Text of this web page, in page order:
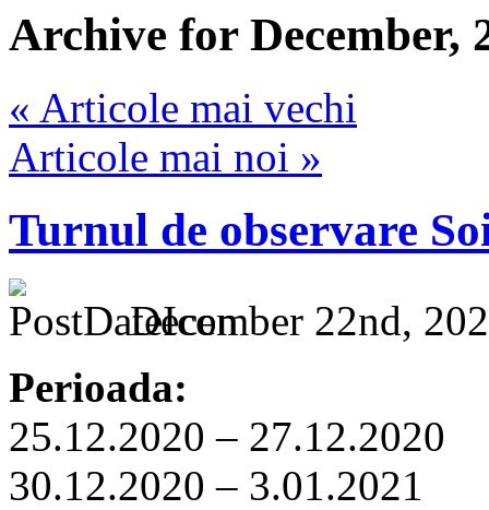
Archive for December,
« Articole mai vechi
Articole mai noi »
Turnul de observare
December 22nd,
Perioada:
25.12.2020 – 27.12.2020
30.12.2020 – 3.01.2021